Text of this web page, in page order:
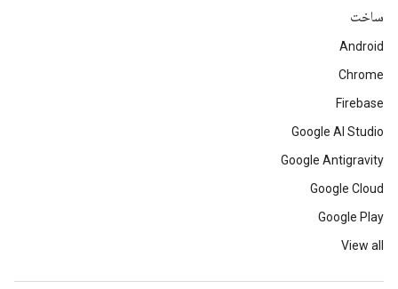
ساخت
Android
Chrome
Firebase
Google AI Studio
Google Antigravity
Google Cloud
Google Play
View all